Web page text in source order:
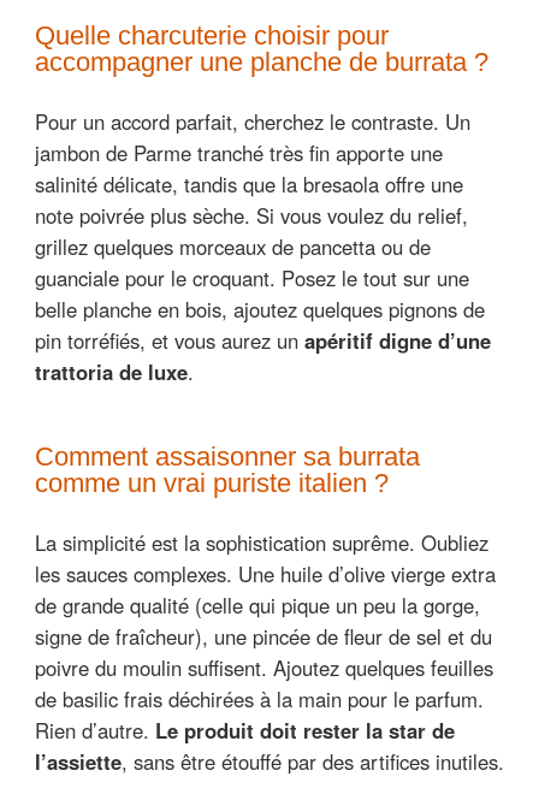
Quelle charcuterie choisir pour
accompagner une planche de burrata ?
Pour un accord parfait, cherchez le contraste. Un
jambon de Parme tranché très fin apporte une
salinité délicate, tandis que la bresaola offre une
note poivrée plus sèche. Si vous voulez du relief,
grillez quelques morceaux de pancetta ou de
guanciale pour le croquant. Posez le tout sur une
belle planche en bois, ajoutez quelques pignons de
pin torréfiés, et vous aurez un apéritif digne d’une
trattoria de luxe.
Comment assaisonner sa burrata
comme un vrai puriste italien ?
La simplicité est la sophistication suprême. Oubliez
les sauces complexes. Une huile d’olive vierge extra
de grande qualité (celle qui pique un peu la gorge,
signe de fraîcheur), une pincée de fleur de sel et du
poivre du moulin suffisent. Ajoutez quelques feuilles
de basilic frais déchirées à la main pour le parfum.
Rien d’autre. Le produit doit rester la star de
l’assiette, sans être étouffé par des artifices inutiles.